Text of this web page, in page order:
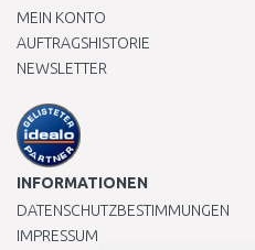
MEIN KONTO
AUFTRAGSHISTORIE
NEWSLETTER
INFORMATIONEN
DATENSCHUTZBESTIMMUNGEN
IMPRESSUM